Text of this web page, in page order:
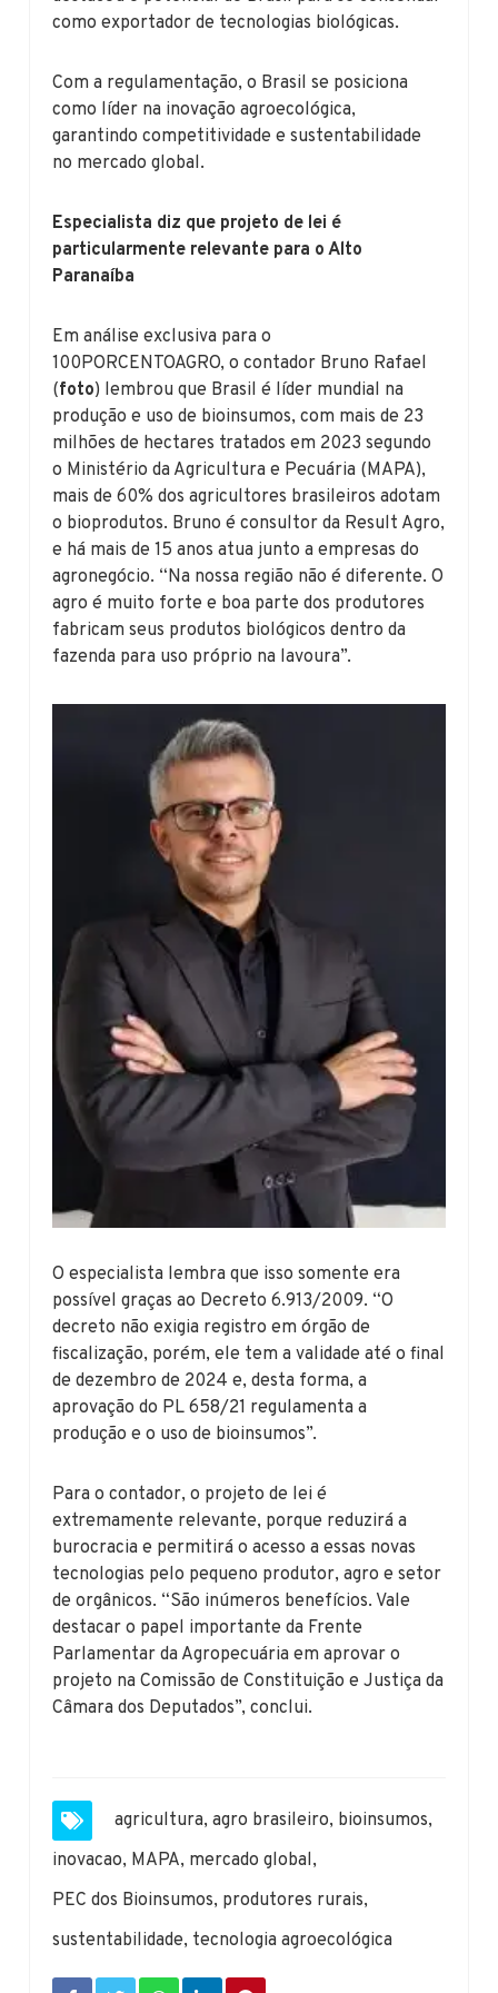
como exportador de tecnologias biológicas.
Com a regulamentação, o Brasil se posiciona
como líder na inovação agroecológica,
garantindo competitividade e sustentabilidade
no mercado global.
Especialista diz que projeto de lei é
particularmente relevante para o Alto
Paranaíba
Em análise exclusiva para o
100PORCENTOAGRO, o contador Bruno Rafael
(foto) lembrou que Brasil é líder mundial na
produção e uso de bioinsumos, com mais de 23
milhões de hectares tratados em 2023 segundo
o Ministério da Agricultura e Pecuária (MAPA),
mais de 60% dos agricultores brasileiros adotam
o bioprodutos. Bruno é consultor da Result Agro,
e há mais de 15 anos atua junto a empresas do
agronegócio. “Na nossa região não é diferente. O
agro é muito forte e boa parte dos produtores
fabricam seus produtos biológicos dentro da
fazenda para uso próprio na lavoura”.
O especialista lembra que isso somente era
possível graças ao Decreto 6.913/2009. “O
decreto não exigia registro em órgão de
fiscalização, porém, ele tem a validade até o final
de dezembro de 2024 e, desta forma, a
aprovação do PL 658/21 regulamenta a
produção e o uso de bioinsumos”.
Para o contador, o projeto de lei é
extremamente relevante, porque reduzirá a
burocracia e permitirá o acesso a essas novas
tecnologias pelo pequeno produtor, agro e setor
de orgânicos. “São inúmeros benefícios. Vale
destacar o papel importante da Frente
Parlamentar da Agropecuária em aprovar o
projeto na Comissão de Constituição e Justiça da
Câmara dos Deputados”, conclui.
agricultura,agro brasileiro, bioinsumos,
inovacao, MAPA, mercado global,
PEC dos Bioinsumos, produtores rurais,
sustentabilidade, tecnologia agroecológica